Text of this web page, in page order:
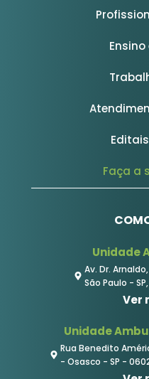
Faça a
Unidade
Av. Dr.
São Paulo -
Ver
Unidade
Rua Benedito
- Osasco - SP -